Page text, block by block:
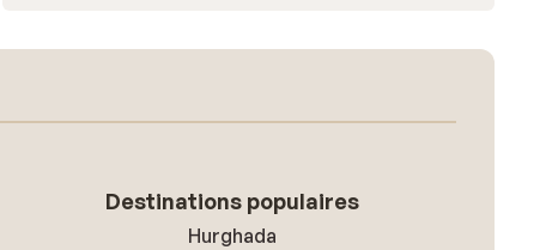
Destinations populaires
Hurghada